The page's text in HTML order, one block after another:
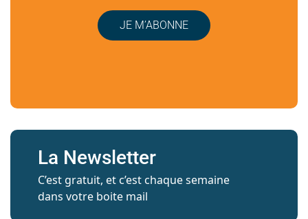
JE M’ABONNE
La Newsletter
C’est gratuit, et c’est chaque semaine
dans votre boite mail